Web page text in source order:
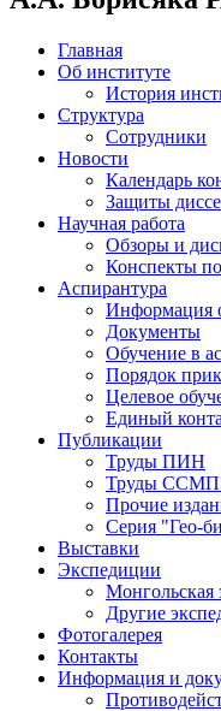
Главная
Об институте
История
Структура
Сотрудники
Новости
Календарь
Защиты
Научная работа
Обзоры и
Конспекты
Аспирантура
Информация
Документы
Обучение в
Порядок
Целевое
Единый
Публикации
Труды ПИН
Труды
Прочие
Серия "Гео-
Выставки
Экспедиции
Монгольская
Другие
Фотогалерея
Контакты
Информация и